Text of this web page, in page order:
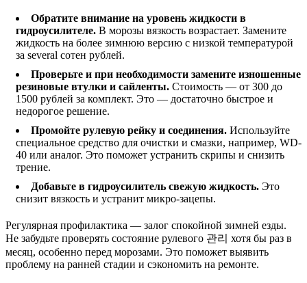
Обратите внимание на уровень жидкости в
гидроусилителе. В морозы вязкость возрастает. Замените
жидкость на более зимнюю версию с низкой температурой
за several сотен рублей.
Проверьте и при необходимости замените изношенные
резиновые втулки и сайленты. Стоимость — от 300 до
1500 рублей за комплект. Это — достаточно быстрое и
недорогое решение.
Промойте рулевую рейку и соединения. Используйте
специальное средство для очистки и смазки, например, WD-
40 или аналог. Это поможет устранить скрипы и снизить
трение.
Добавьте в гидроусилитель свежую жидкость. Это
снизит вязкость и устранит микро-зацепы.
Регулярная профилактика — залог спокойной зимней езды.
Не забудьте проверять состояние рулевого 관리 хотя бы раз в
месяц, особенно перед морозами. Это поможет выявить
проблему на ранней стадии и сэкономить на ремонте.